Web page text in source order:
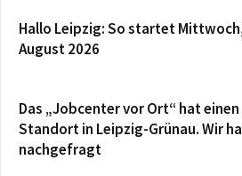
Hallo Leipzig: So startet
August 2026
Das „Jobcenter vor Ort“ hat einen
Standort in Leipzig-Grünau. Wir
nachgefragt